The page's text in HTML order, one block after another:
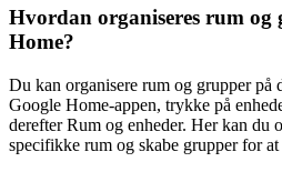
Hvordan organiseres rum og
Home?
Du kan organisere rum og grupper på
Google Home-appen, trykke på
derefter Rum og enheder. Her kan du
specifikke rum og skabe grupper for